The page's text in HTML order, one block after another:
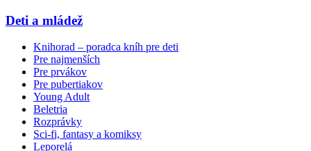
Deti a mládež
Knihorad – poradca kníh pre deti
Pre najmenších
Pre prvákov
Pre pubertiakov
Young Adult
Beletria
Rozprávky
Sci-fi, fantasy a komiksy
Leporelá